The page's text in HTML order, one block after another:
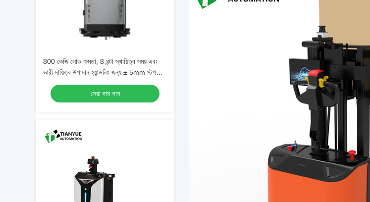
800 কেজি লোড ক্ষমতা, 8 ঘন্টা স্থায়িত্ব সময় এবং
ভারী দায়িত্ব উপাদান হ্যান্ডলিং জন্য ± 5mm স্টপ
যথার্থতা সঙ্গে বুদ্ধিমান মানহীন ফর্ক লিফট
সেরা দাম পান